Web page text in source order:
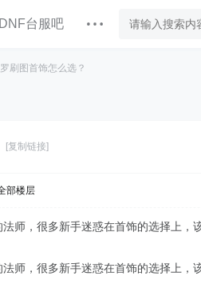
DNF台服吧
刷图首饰怎么选？
[复制链接]
部楼层
师，很多新手迷惑在首饰的选择上，
师，很多新手迷惑在首饰的选择上，